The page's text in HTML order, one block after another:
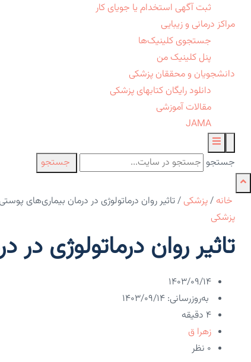
ثبت آگهی استخدام یا جویای کار
مراکز درمانی و زیبایی
جستجوی کلینیک‌ها
پنل کلینیک من
دانشجویان و محققان پزشکی
دانلود رایگان کتابهای پزشکی
مقالات آموزشی
JAMA
جستجو جستجو
خانه /پزشکی /تاثیر روان درماتولوژی در درمان بیماری‌های
پزشکی
تاثیر روان درماتولوژی
۱۴۰۳/۰۹/۱۴
به‌روزرسانی: ۱۴۰۳/۰۹/۱۴
4 دقیقه
زهرا ق
۰ نظر